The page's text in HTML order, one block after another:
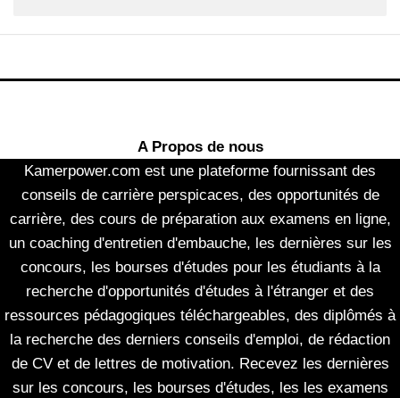
A Propos de nous
Kamerpower.com est une plateforme fournissant des
conseils de carrière perspicaces, des opportunités de
carrière, des cours de préparation aux examens en ligne,
un coaching d'entretien d'embauche, les dernières sur les
concours, les bourses d'études pour les étudiants à la
recherche d'opportunités d'études à l'étranger et des
ressources pédagogiques téléchargeables, des diplômés à
la recherche des derniers conseils d'emploi, de rédaction
de CV et de lettres de motivation. Recevez les dernières
sur les concours, les bourses d'études, les les examens